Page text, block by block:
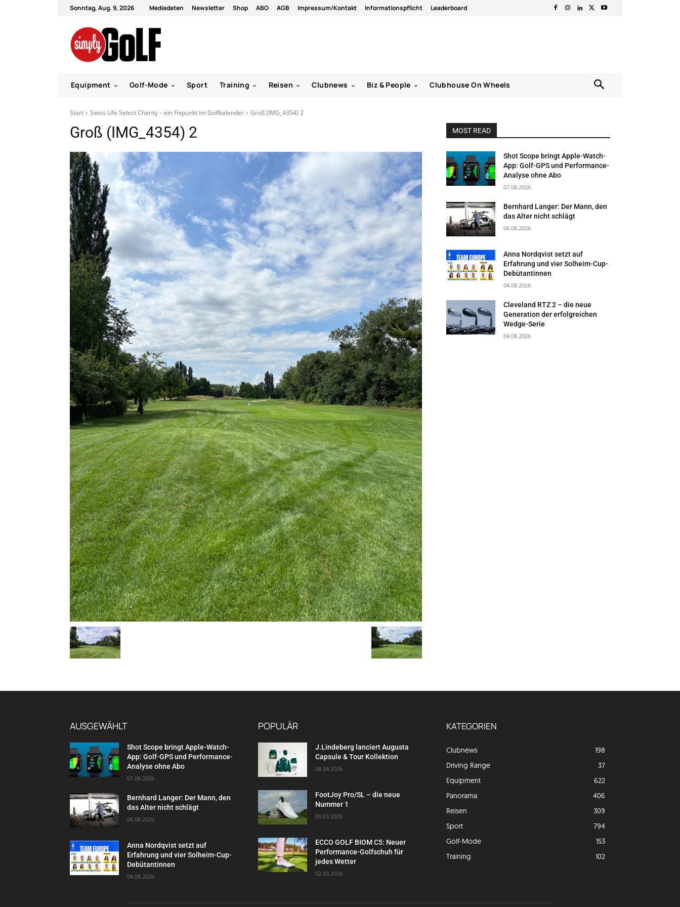
Sonntag, Aug. 9, 2026 Mediadaten Newsletter Shop ABO AGB Impressum/Kontakt Informationspflicht Leaderboard
Equipment Golf-Mode Sport Training Reisen Clubnews Biz & People Clubhouse On Wheels
Start Swiss Life Select Charity – ein Fixpunkt im Golfkalender Groß (IMG_4354) 2
Groß (IMG_4354) 2 MOST READ
Shot Scope bringt Apple-Watch-
App: Golf-GPS und Performance-
Analyse ohne Abo
07.08.2026
Bernhard Langer: Der Mann, den
das Alter nicht schlägt
06.08.2026
Anna Nordqvist setzt auf
Erfahrung und vier Solheim-Cup-
Debütantinnen
04.08.2026
Cleveland RTZ 2 – die neue
Generation der erfolgreichen
Wedge-Serie
04.08.2026
AUSGEWÄHLT
Shot Scope bringt Apple-Watch-
App: Golf-GPS und Performance-
Analyse ohne Abo
07.08.2026
Bernhard Langer: Der Mann, den
das Alter nicht schlägt
06.08.2026
Anna Nordqvist setzt auf
Erfahrung und vier Solheim-Cup-
Debütantinnen
04.08.2026
POPULÄR
J.Lindeberg lanciert Augusta
Capsule & Tour Kollektion
08.04.2026
FootJoy Pro/SL – die neue
Nummer 1
09.03.2026
ECCO GOLF BIOM C5: Neuer
Performance-Golfschuh für
jedes Wetter
02.03.2026
KATEGORIEN
Clubnews
198
Driving Range
37
Equipment
622
Panorama
406
Reisen
309
Sport
794
Golf-Mode
153
Training
102